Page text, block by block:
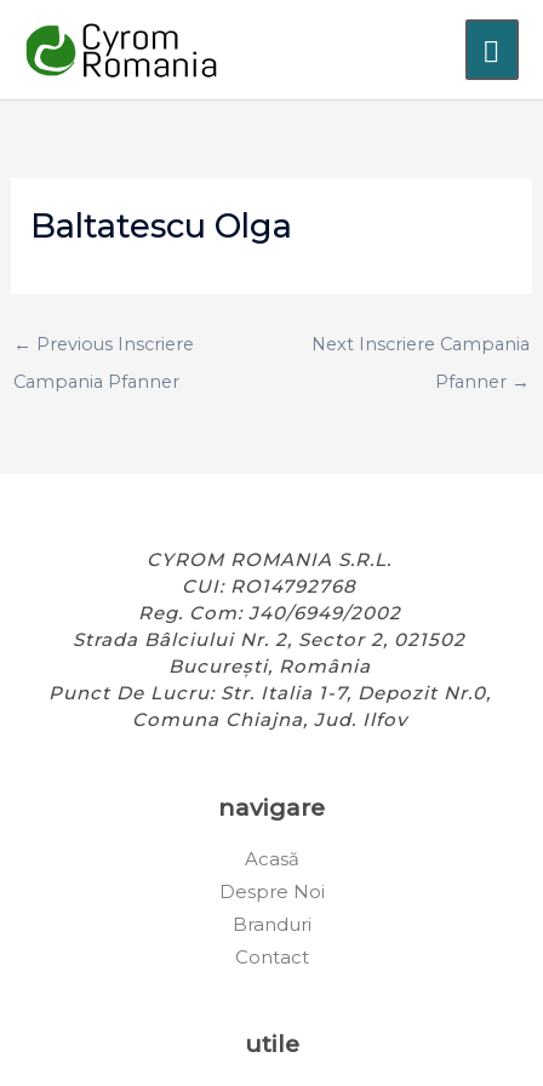
content
Baltatescu Olga
← Previous Inscriere
Campania Pfanner
Next Inscriere Campania
Pfanner →
CYROM ROMANIA S.R.L.
CUI: RO14792768
Reg. Com: J40/6949/2002
Strada Bâlciului Nr. 2, Sector 2, 021502
București, România
Punct De Lucru: Str. Italia 1-7, Depozit Nr.0,
Comuna Chiajna, Jud. Ilfov
navigare
Acasă
Despre Noi
Branduri
Contact
utile